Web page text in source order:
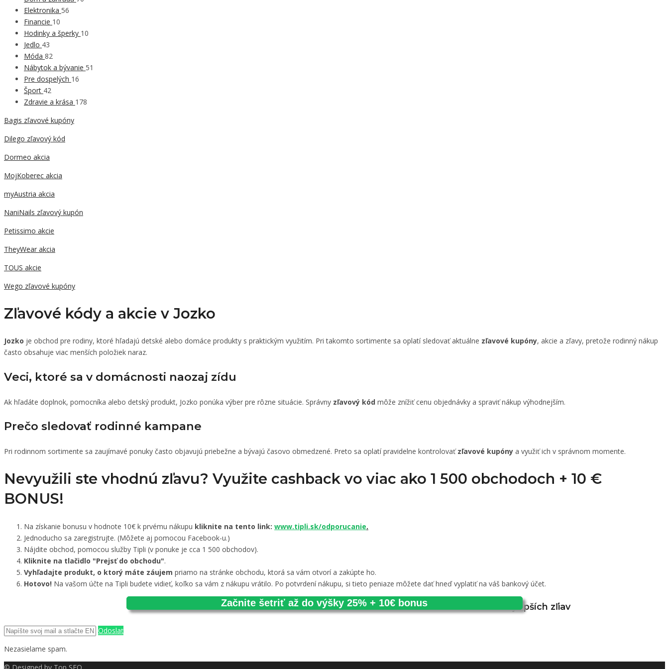
Elektronika 56
Financie 10
Hodinky a šperky 10
Jedlo 43
Móda 82
Nábytok a bývanie 51
Pre dospelých 16
Šport 42
Zdravie a krása 178
Bagis zľavové kupóny
Dilego zľavový kód
Dormeo akcia
MojKoberec akcia
myAustria akcia
NaniNails zľavový kupón
Petissimo akcie
TheyWear akcia
TOUS akcie
Wego zľavové kupóny
Zľavové kódy a akcie v Jozko
Jozko je obchod pre rodiny, ktoré hľadajú detské alebo domáce produkty s praktickým využitím. Pri takomto sortimente sa oplatí sledovať aktuálne zľavové kupóny, akcie a zľavy, pretože rodinný nákup
často obsahuje viac menších položiek naraz.
Veci, ktoré sa v domácnosti naozaj zídu
Ak hľadáte doplnok, pomocníka alebo detský produkt, Jozko ponúka výber pre rôzne situácie. Správny zľavový kód môže znížiť cenu objednávky a spraviť nákup výhodnejším.
Prečo sledovať rodinné kampane
Pri rodinnom sortimente sa zaujímavé ponuky často objavujú priebežne a bývajú časovo obmedzené. Preto sa oplatí pravidelne kontrolovaťzľavové kupóny a využiť ich v správnom momente.
Nevyužili ste vhodnú zľavu? Využite cashback vo viac ako 1 500 obchodoch + 10 €
BONUS!
Na získanie bonusu v hodnote 10€ k prvému nákupu kliknite na tento link: www.tipli.sk/odporucanie.
Jednoducho sa zaregistrujte. (Môžete aj pomocou Facebook-u.)
Nájdite obchod, pomocou služby Tipli (v ponuke je cca 1 500 obchodov).
Kliknite na tlačidlo "Prejsť do obchodu".
Vyhľadajte produkt, o ktorý máte záujem priamo na stránke obchodu, ktorá sa vám otvorí a zakúpte ho.
Hotovo! Na vašom účte na Tipli budete vidieť, koľko sa vám z nákupu vrátilo. Po potvrdení nákupu, si tieto peniaze môžete dať hneď vyplatiť na váš bankový účet.
Začnite šetriť až do výšky 25% + 10€ bonusPrihlásiť sa na odber najlepších zľiav
Odoslať
Nezasielame spam.